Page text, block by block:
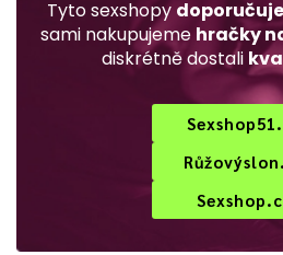
Tyto sexshopy
sami nakupujeme hračky
diskrétně dostali